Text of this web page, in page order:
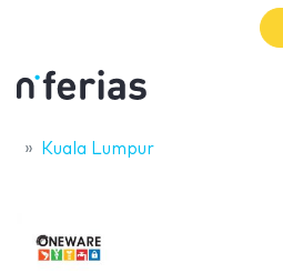
Kuala Lumpur